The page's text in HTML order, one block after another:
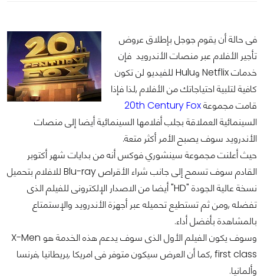
فى حالة أن يقوم جوجل بإطلاق عروض
تأجير الأفلام عبر منصات الأندرويد فإن
خدمات Netflix وHulu للفيديو لن تكون
كافية لتلبية احتياجاتك من الأفلام ,لذا فإذا
قامت مجموعة20th Century Fox
السينمائية العملاقة بجلب أفلامها السينمائية أيضا إلى منصات
الأندرويد سوف يصبح الأمر أكثر متعة.
حيث أعلنت مجموعة سينشوري فوكس أنه من بدايات شهر أكتوبر
القادم سوف تسمح إلى جانب شراء الأقراص Blu-ray للافلام بتحميل
نسخة عالية الجودة "HD" أيضا من الاصدار الإلكترونى للفيلم الذى
تفضله ,ومن ثم تستطيع تحميله عبر أجهزة الأندرويد والإستمتاع
بالمشاهدة بأفضل أداء.
وسوف يكون الفيلم الأول الذى سوف يدعم هذه الخدمة هو X-Men
first class ,كما أن العرض سيكون متوفر فى امريكا ,بريطانيا ,فرنسا
وألمانيا.